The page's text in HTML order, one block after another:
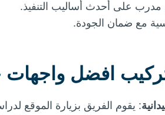
على أحدث أساليب التنفيذ.
مع ضمان الجودة.
افضل واجهات
: يقوم الفريق بزيارة الموقع